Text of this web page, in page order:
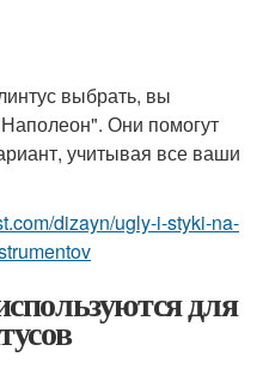
выбрать, вы
Они помогут
учитывая все ваши
dizayn/ugly-i-styki-na-
для